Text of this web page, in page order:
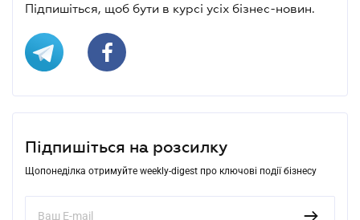
Підпишіться, щоб бути в курсі усіх бізнес-новин.
Підпишіться на розсилку
Щопонеділка отримуйте weekly-digest про ключові події бізнесу